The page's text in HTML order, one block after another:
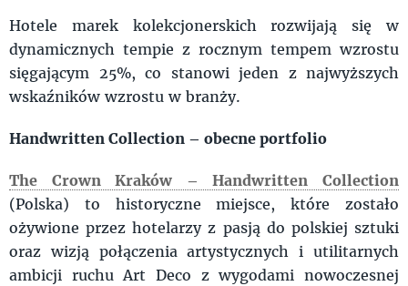
Hotele marek kolekcjonerskich rozwijają się w
dynamicznych tempie z rocznym tempem wzrostu
sięgającym 25%, co stanowi jeden z najwyższych
wskaźników wzrostu w branży.
Handwritten Collection – obecne portfolio
The Crown Kraków – Handwritten Collection
(Polska) to historyczne miejsce, które zostało
ożywione przez hotelarzy z pasją do polskiej sztuki
oraz wizją połączenia artystycznych i utilitarnych
ambicji ruchu Art Deco z wygodami nowoczesnej